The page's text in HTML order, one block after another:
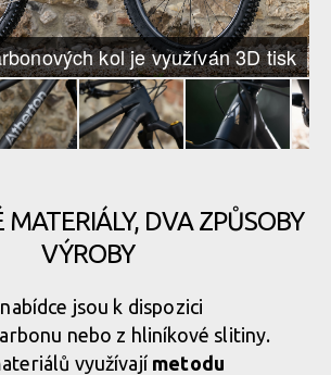
kol je využíván 3D tisk
MATERIÁLY, DVA ZPŮSOBY
VÝROBY
jsou k dispozici
nebo z hliníkové slitiny.
využívají metodu